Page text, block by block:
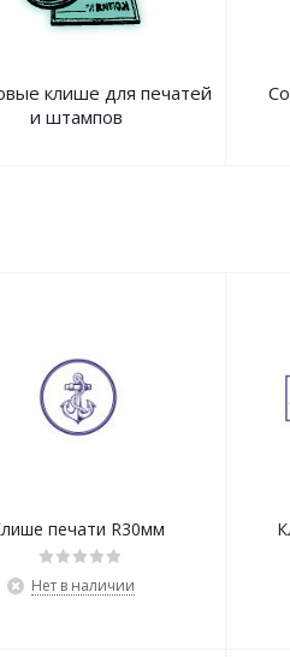
клише для печатей
и штампов
печати R30мм
Нет в наличии